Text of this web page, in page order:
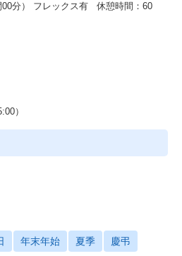
00分） フレックス有 休憩時間：60
）
年末年始 夏季 慶弔